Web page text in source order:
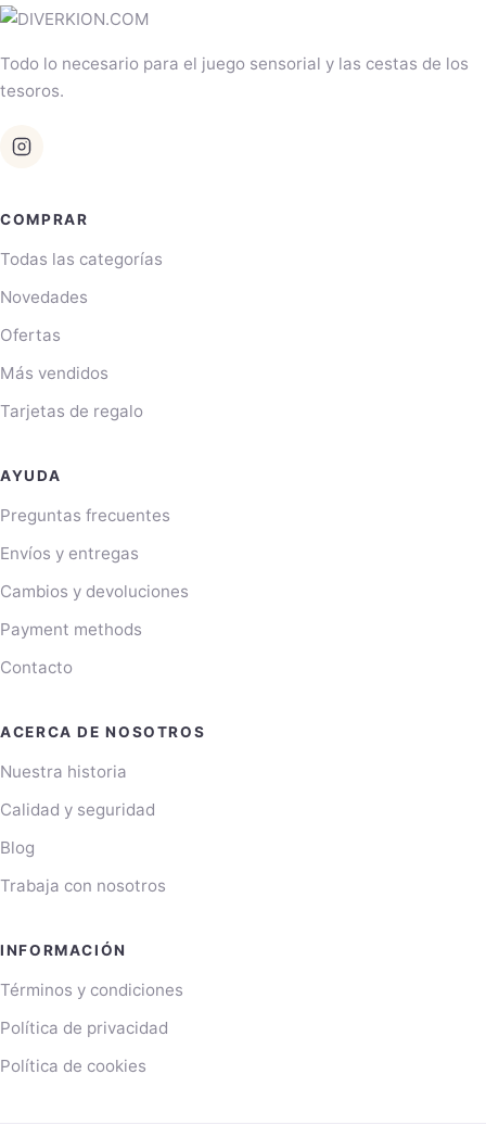
Todo lo necesario para el juego sensorial y las cestas de los
tesoros.
COMPRAR
Todas las categorías
Novedades
Ofertas
Más vendidos
Tarjetas de regalo
AYUDA
Preguntas frecuentes
Envíos y entregas
Cambios y devoluciones
Payment methods
Contacto
ACERCA DE NOSOTROS
Nuestra historia
Calidad y seguridad
Blog
Trabaja con nosotros
INFORMACIÓN
Términos y condiciones
Política de privacidad
Política de cookies